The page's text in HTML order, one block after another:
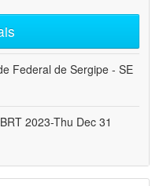
Federal de Sergipe - SE
2023-Thu Dec 31